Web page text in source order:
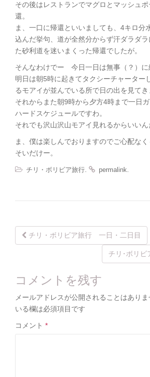
その後はレストランでマグロとマッシュ
還。
ま、一口に帰還といいましても、4キロ分
込んだ挙句、道が全然分からず汗ダラダ
た砂利道を迷いまくった帰還でしたが。
そんなわけでー 今日一日は無事（？）に
明日は朝5時に起きてタクシーチャーター
るモアイが並んでいる所で日の出を見てき
それからまた朝9時から夕方4時まで一日ガ
ハードスケジュールですわ。
それでも沢山沢山モアイ見れるからいいん
ま、僕は楽しんでおりますのでご心配なく
そいだけー。
チリ・ボリビア旅行 permalink
Post
チリ・ボリビア旅行 一日・二日目
チリ･ボリ
コメントを残す
メールアドレスが公開されることはありま
いる欄は必須項目です
コメント *